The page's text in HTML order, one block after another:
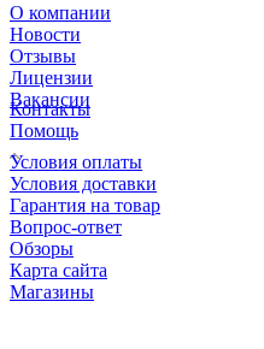
О компании
Новости
Отзывы
Лицензии
Вакансии
Контакты
Помощь
Условия оплаты
Условия доставки
Гарантия на товар
Вопрос-ответ
Обзоры
Карта сайта
Магазины